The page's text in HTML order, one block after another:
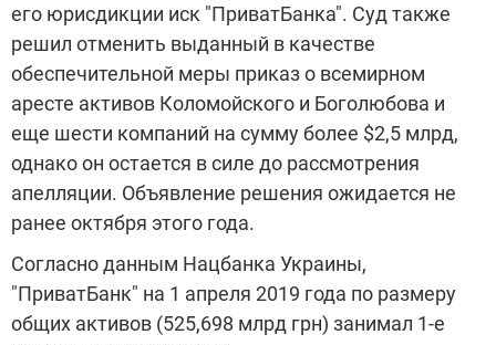
его юрисдикции иск "ПриватБанка". Суд также
решил отменить выданный в качестве
обеспечительной меры приказ о всемирном
аресте активов Коломойского и Боголюбова и
еще шести компаний на сумму более $2,5 млрд,
однако он остается в силе до рассмотрения
апелляции. Объявление решения ожидается не
ранее октября этого года.
Согласно данным Нацбанка Украины,
"ПриватБанк" на 1 апреля 2019 года по размеру
общих активов (525,698 млрд грн) занимал 1-е